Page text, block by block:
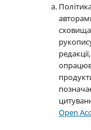
Open